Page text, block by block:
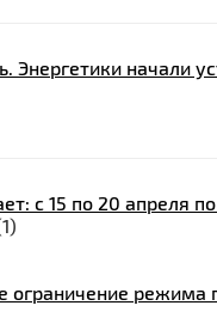
Энергетики начали
с 15 по 20 апреля
режима